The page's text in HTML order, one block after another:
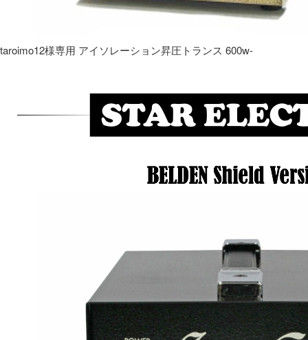
taroimo12様専用 アイソレーション昇圧トランス 600w-